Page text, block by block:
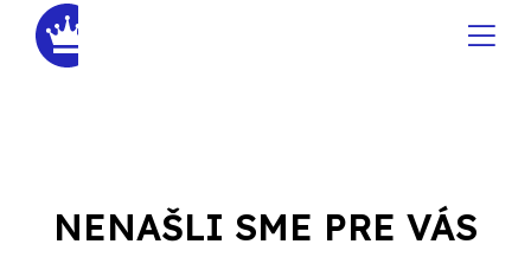
NENAŠLI SME PRE VÁS